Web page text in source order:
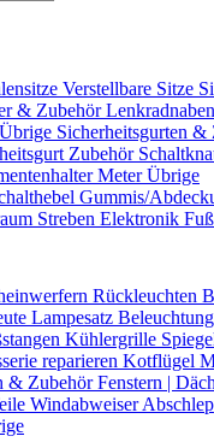
Verstellbare Sitze
& ZubehörLenkradnaben
Sicherheitsgurten &
Zubehör
Meter Übrige
Gummis/
Streben Elektronik
Rückleuchten
Lampesatz
Kühlergrille
reparieren Kotflügel
& ZubehörFenstern |
Windabweiser